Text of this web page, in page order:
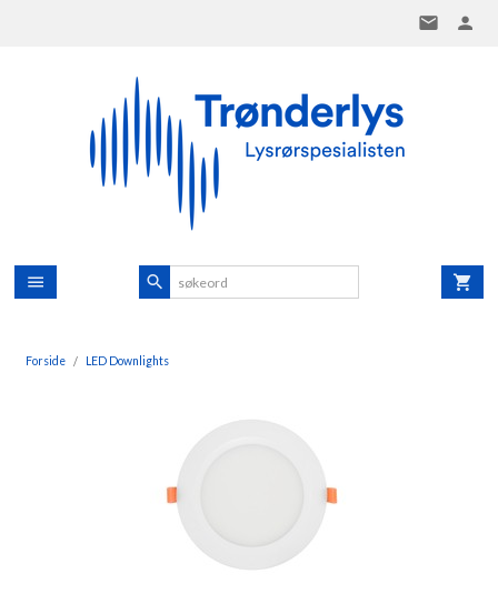
Forside LED Downlights